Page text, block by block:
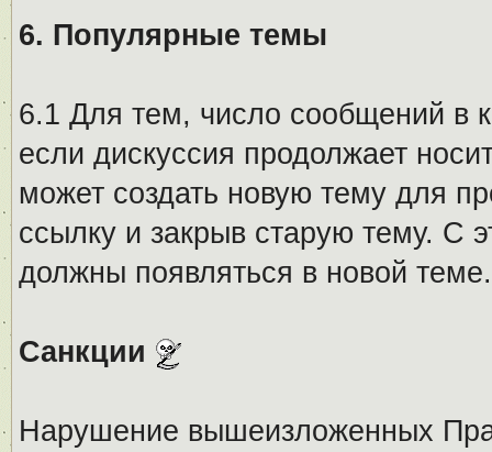
6. Популярные темы
6.1 Для тем, число сообщений в
если дискуссия продолжает
может создать новую тему для
ссылку и закрыв старую тему. С
должны появляться в новой теме.
Санкции
Нарушение вышеизложенных